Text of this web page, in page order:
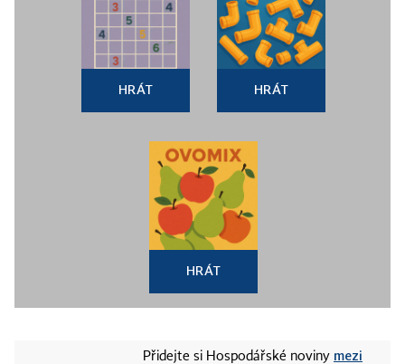
HRÁT HRÁT
HRÁT
Přidejte si Hospodářské noviny mezi